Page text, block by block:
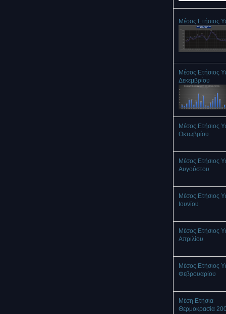
Μέσος Ετήσιος
Μέσος Ετήσιος
Δεκεμβρίου
Μέσος Ετήσιος
Οκτωβρίου
Μέσος Ετήσιος
Αυγούστου
Μέσος Ετήσιος
Ιουνίου
Μέσος Ετήσιος
Απριλίου
Μέσος Ετήσιος
Φεβρουαρίου
Μέση Ετήσια
Θερμοκρασία